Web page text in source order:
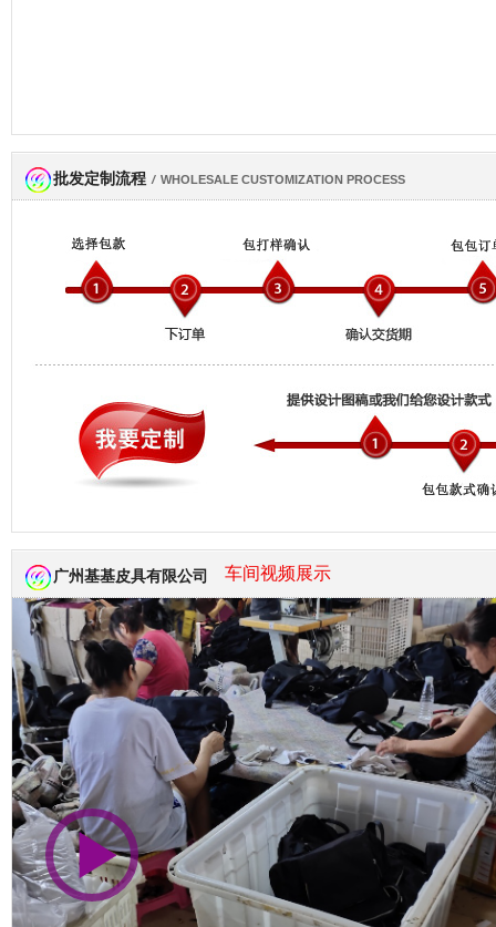
网商会会员
市商会会员单位
批发定制流程 / WHOLESALE CUSTOMIZATION PROCESS
广州基基皮具有限公司 车间视频展示